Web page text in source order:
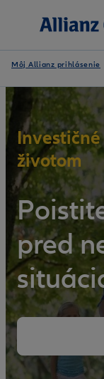
Môj Allianz prihlásenie
životom
pred